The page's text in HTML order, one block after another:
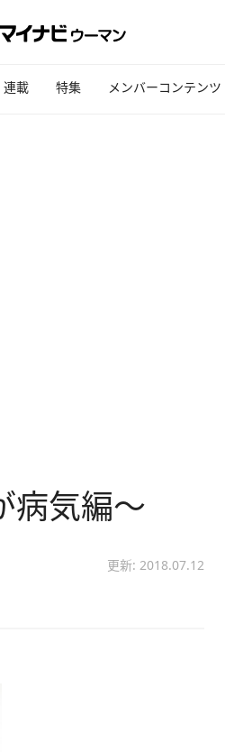
連載 特集 メンバーコンテンツ
病気編～
更新: 2018.07.12